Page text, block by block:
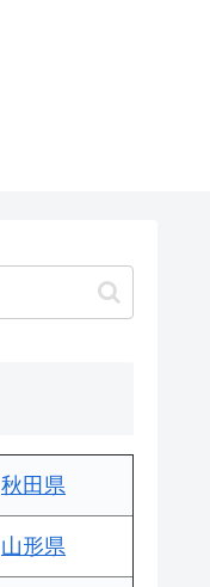
秋田県
山形県